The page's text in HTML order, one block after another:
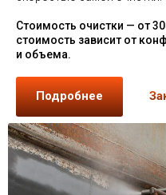
Стоимость очистки — от
стоимость зависит от
и объема.
Подробнее